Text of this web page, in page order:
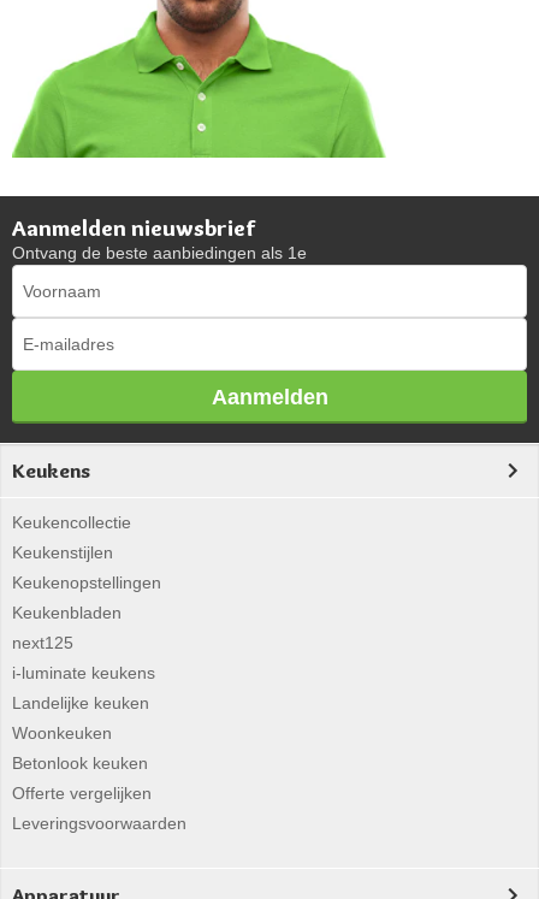
Aanmelden nieuwsbrief
Ontvang de beste aanbiedingen als 1e
Aanmelden
Keukens
Keukencollectie
Keukenstijlen
Keukenopstellingen
Keukenbladen
next125
i-luminate keukens
Landelijke keuken
Woonkeuken
Betonlook keuken
Offerte vergelijken
Leveringsvoorwaarden